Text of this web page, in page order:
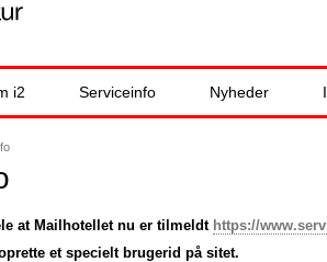
at Mailhotellet nu er tilmeldt https://
et specielt brugerid på sitet.
i2 Serviceinfo Nyheder